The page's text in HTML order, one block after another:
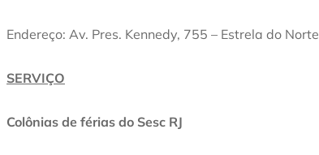
Endereço: Av. Pres. Kennedy, 755 – Estrela do Norte
SERVIÇO
Colônias de férias do Sesc RJ